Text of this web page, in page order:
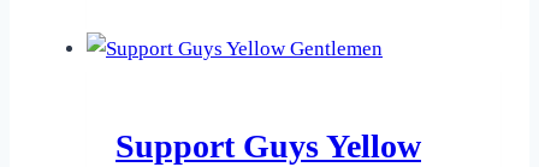
Support Guys Yellow